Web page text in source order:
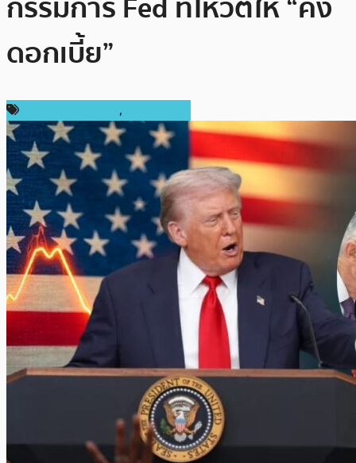
ดอกเบี้ย”
,